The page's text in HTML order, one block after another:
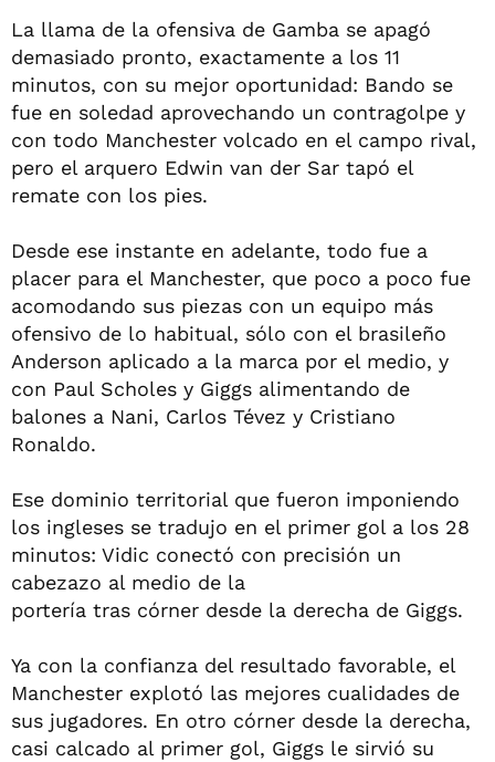
La llama de la ofensiva de Gamba se apagó
demasiado pronto, exactamente a los 11
minutos, con su mejor oportunidad: Bando se
fue en soledad aprovechando un contragolpe y
con todo Manchester volcado en el campo rival,
pero el arquero Edwin van der Sar tapó el
remate con los pies.
Desde ese instante en adelante, todo fue a
placer para el Manchester, que poco a poco fue
acomodando sus piezas con un equipo más
ofensivo de lo habitual, sólo con el brasileño
Anderson aplicado a la marca por el medio, y
con Paul Scholes y Giggs alimentando de
balones a Nani, Carlos Tévez y Cristiano
Ronaldo.
Ese dominio territorial que fueron imponiendo
los ingleses se tradujo en el primer gol a los 28
minutos: Vidic conectó con precisión un
cabezazo al medio de la
portería tras córner desde la derecha de Giggs.
Ya con la confianza del resultado favorable, el
Manchester explotó las mejores cualidades de
sus jugadores. En otro córner desde la derecha,
casi calcado al primer gol, Giggs le sirvió su